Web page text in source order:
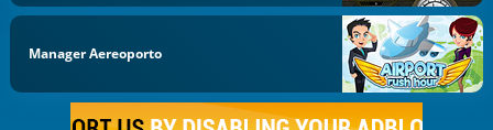
Manager Aereoporto